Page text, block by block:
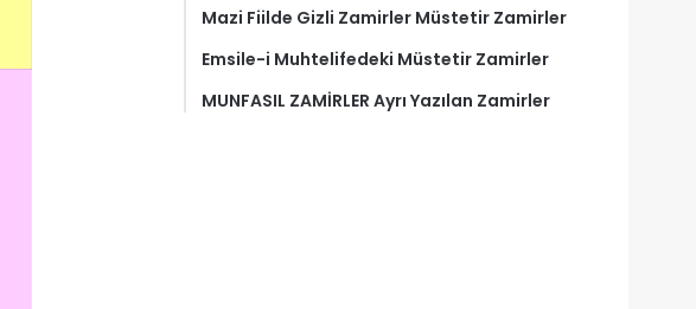
Mazi Fiilde Gizli Zamirler Müstetir Zamirler
Emsile-i Muhtelifedeki Müstetir Zamirler
MUNFASIL ZAMİRLER Ayrı Yazılan Zamirler